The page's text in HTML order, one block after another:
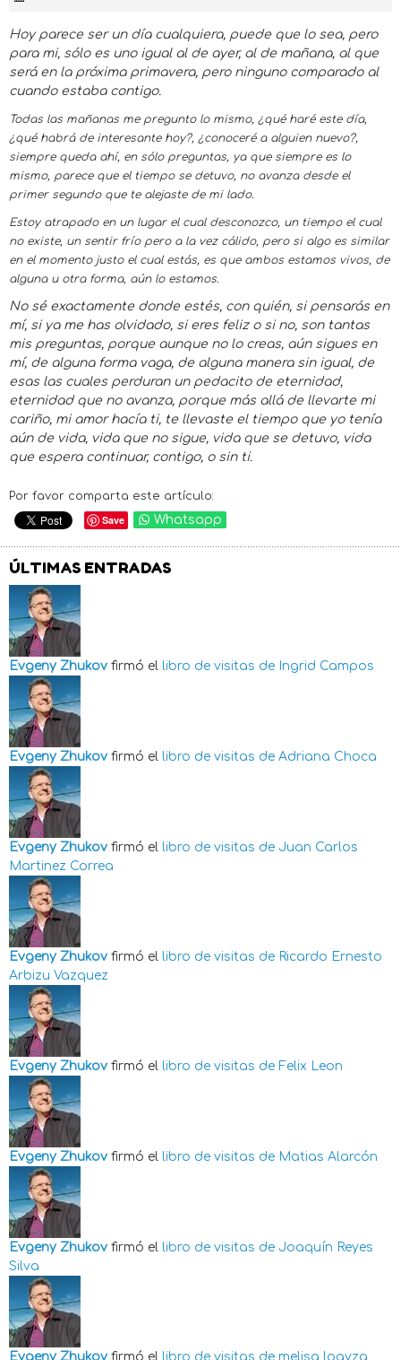
Hoy parece ser un día cualquiera, puede que lo sea, pero
para mi, sólo es uno igual al de ayer, al de mañana, al que
será en la próxima primavera, pero ninguno comparado al
cuando estaba contigo.
Todas las mañanas me pregunto lo mismo, ¿qué haré este día,
¿qué habrá de interesante hoy?, ¿conoceré a alguien nuevo?,
siempre queda ahí, en sólo preguntas, ya que siempre es lo
mismo, parece que el tiempo se detuvo, no avanza desde el
primer segundo que te alejaste de mi lado.
Estoy atrapado en un lugar el cual desconozco, un tiempo el cual
no existe, un sentir frío pero a la vez cálido, pero si algo es similar
en el momento justo el cual estás, es que ambos estamos vivos, de
alguna u otra forma, aún lo estamos.
No sé exactamente donde estés, con quién, si pensarás en
mí, si ya me has olvidado, si eres feliz o si no, son tantas
mis preguntas, porque aunque no lo creas, aún sigues en
mí, de alguna forma vaga, de alguna manera sin igual, de
esas las cuales perduran un pedacito de eternidad,
eternidad que no avanza, porque más allá de llevarte mi
cariño, mi amor hacía ti, te llevaste el tiempo que yo tenía
aún de vida, vida que no sigue, vida que se detuvo, vida
que espera continuar, contigo, o sin ti.
Por favor comparta este artículo:
Save Whatsapp
ÚLTIMAS ENTRADAS
Evgeny Zhukov firmó el libro de visitas de Ingrid Campos
Evgeny Zhukov firmó el libro de visitas de Adriana Choca
Evgeny Zhukov firmó el libro de visitas de Juan Carlos
Martinez Correa
Evgeny Zhukov firmó el libro de visitas de Ricardo Ernesto
Arbizu Vazquez
Evgeny Zhukov firmó el libro de visitas de Felix Leon
Evgeny Zhukov firmó el libro de visitas de Matias Alarcón
Evgeny Zhukov firmó el libro de visitas de Joaquín Reyes
Silva
Evgeny Zhukov firmó el libro de visitas de melisa loayza